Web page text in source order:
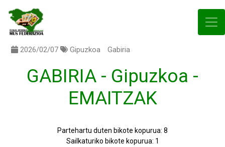
2026/02/07 Gipuzkoa Gabiria
GABIRIA - Gipuzkoa -
EMAITZAK
Partehartu duten bikote kopurua: 8
Sailkaturiko bikote kopurua: 1